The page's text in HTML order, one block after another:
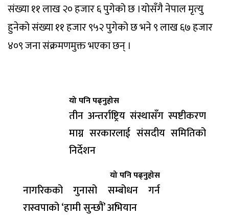
संख्या ११ लाख २० हजार ६ पुगेको छ ।योसँगै नेपाल मृत्‍यु
हुनेको संख्या ११ हजार ९५२ पुगेको छ भने ९ लाख ६७ हजार
४०९ जना संक्रमणमुक्त भएका छन् ।
यो पनि पढ्नुहोस
तीन अन्तर्राष्ट्रिय संस्थासँग स्पष्टीकरण
माग्न सरकारलाई संसदीय समितिको
निर्देशन
यो पनि पढ्नुहोस
नागरिकको गुनासो सम्बोधन गर्न
रास्वपाको ‘हामी सुन्छौं’ अभियान